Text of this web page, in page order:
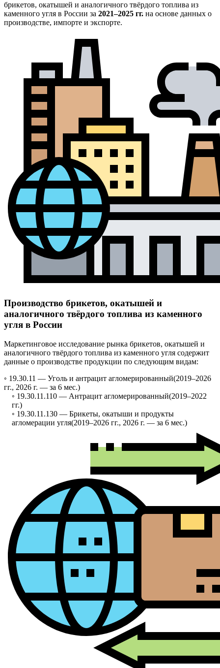
брикетов, окатышей и аналогичного твёрдого топлива из
каменного угля в России за 2021–2025 гг. на основе данных о
производстве, импорте и экспорте.
Производство брикетов, окатышей и
аналогичного твёрдого топлива из каменного
угля в России
Маркетинговое исследование рынка брикетов, окатышей и
аналогичного твёрдого топлива из каменного угля содержит
данные о производстве продукции по следующим видам:
◦ 19.30.11 — Уголь и антрацит агломерированный(2019–2026
гг., 2026 г. — за 6 мес.)
◦ 19.30.11.110 — Антрацит агломерированный(2019–2022
гг.)
◦ 19.30.11.130 — Брикеты, окатыши и продукты
агломерации угля(2019–2026 гг., 2026 г. — за 6 мес.)